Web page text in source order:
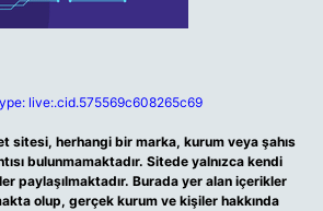
live:.cid.575569c608265c69
sitesi, herhangi bir marka, kurum veya şahıs
bulunmamaktadır. Sitede yalnızca kendi
paylaşılmaktadır. Burada yer alan içerikler
olup, gerçek kurum ve kişiler hakkında